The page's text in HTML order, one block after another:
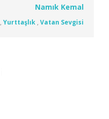
Namık Kemal
, Yurttaşlık , Vatan Sevgisi